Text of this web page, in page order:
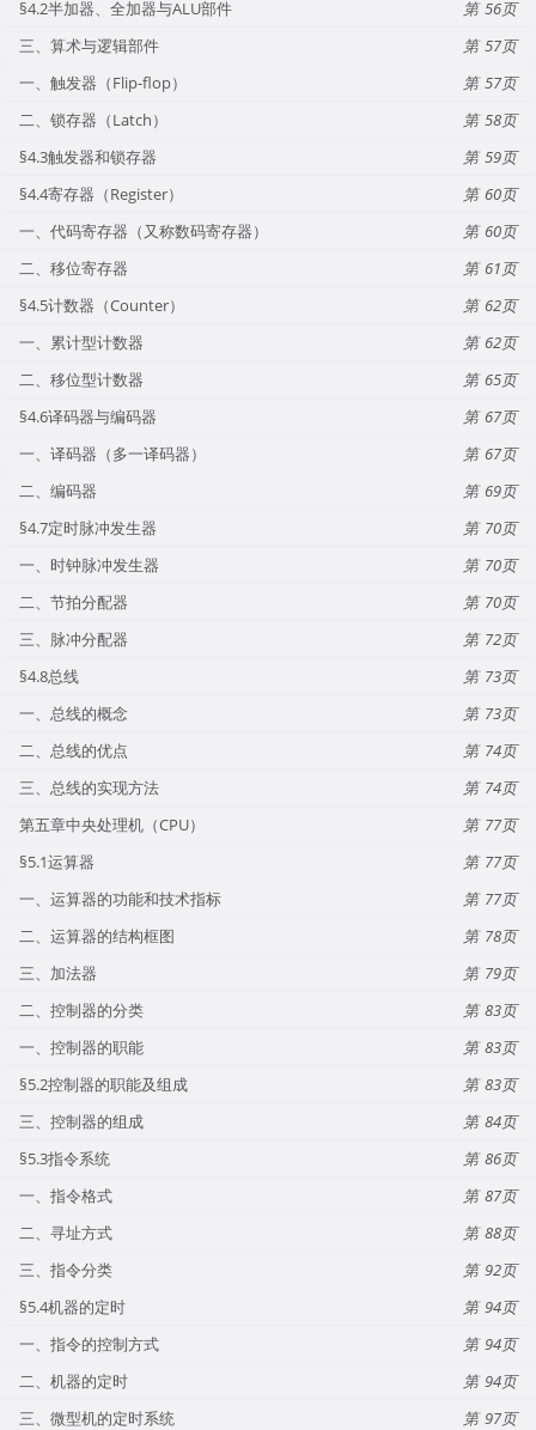
§4.2半加器、全加器与ALU部件
56
三、算术与逻辑部件
57
一、触发器（Flip-flop）
57
二、锁存器（Latch）
58
§4.3触发器和锁存器
59
§4.4寄存器（Register）
60
一、代码寄存器（又称数码寄存器）
60
二、移位寄存器
61
§4.5计数器（Counter）
62
一、累计型计数器
62
二、移位型计数器
65
§4.6译码器与编码器
67
一、译码器（多一译码器）
67
二、编码器
69
§4.7定时脉冲发生器
70
一、时钟脉冲发生器
70
二、节拍分配器
70
三、脉冲分配器
72
§4.8总线
73
一、总线的概念
73
二、总线的优点
74
三、总线的实现方法
74
第五章中央处理机（CPU）
77
§5.1运算器
77
一、运算器的功能和技术指标
77
二、运算器的结构框图
78
三、加法器
79
二、控制器的分类
83
一、控制器的职能
83
§5.2控制器的职能及组成
83
三、控制器的组成
84
§5.3指令系统
86
一、指令格式
87
二、寻址方式
88
三、指令分类
92
§5.4机器的定时
94
一、指令的控制方式
94
二、机器的定时
94
三、微型机的定时系统
97